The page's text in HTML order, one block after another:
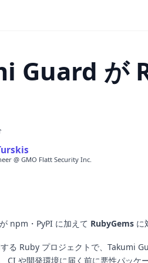
Guard が
@ GMO Flatt Security Inc.
npm・PyPI に加えて RubyGems に
る Ruby プロジェクトで、Takumi
CI や開発環境に届く前に悪性パッケ